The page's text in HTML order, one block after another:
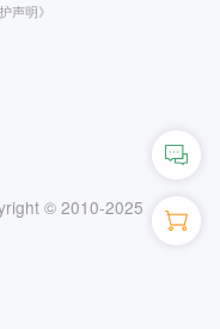
声明》
© 2010-2025